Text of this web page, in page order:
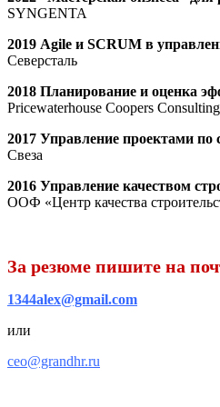
SYNGENTA
2019 Agile и SCRUM в
Северсталь
2018 Планирование и оценка
Pricewaterhouse Coopers Consulting
2017 Управление проектами по
Свеза
2016 Управление качеством
ООФ «Центр качества
За резюме пишите на
1344alex@gmail.com
или
ceo@grandhr.ru